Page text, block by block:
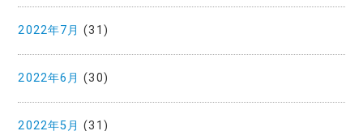
2022年7月 (31)
2022年6月 (30)
2022年5月 (31)